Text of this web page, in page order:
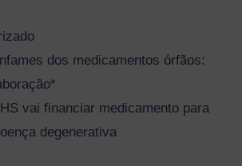
dos medicamentos órfãos:
vai financiar medicamento para
degenerativa